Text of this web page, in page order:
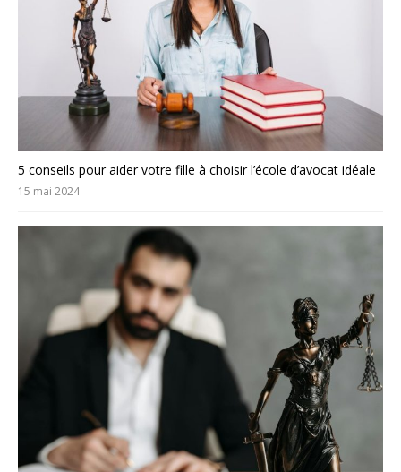
5 conseils pour aider votre fille à choisir l’école d’avocat idéale
15 mai 2024